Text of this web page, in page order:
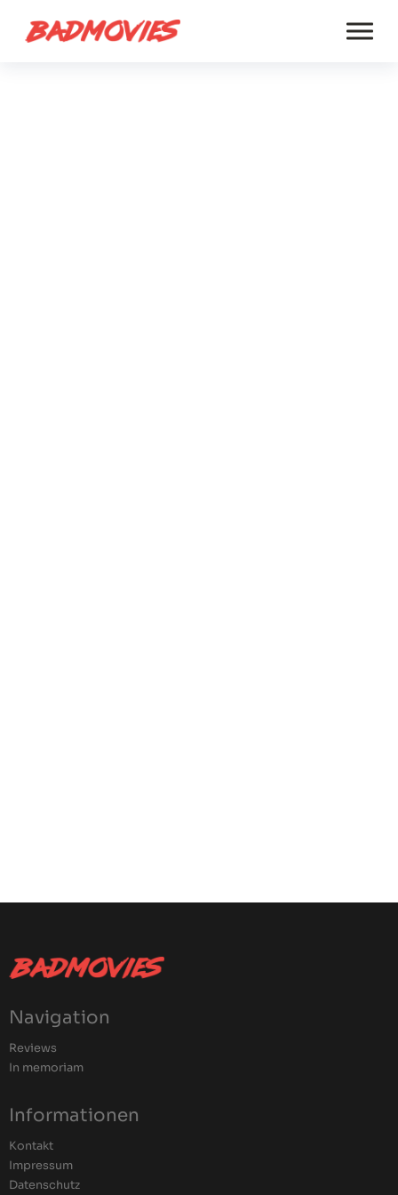
Navigation
Reviews
In memoriam
Informationen
Kontakt
Impressum
Datenschutz